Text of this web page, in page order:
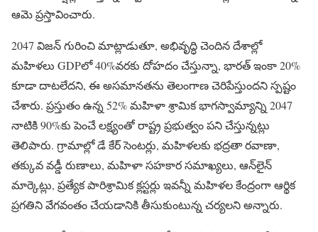
ఆమె ప్రస్తావించారు.
2047 విజన్ గురించి మాట్లాడుతూ, అభివృద్ధి చెందిన దేశాల్లో
మహిళలు GDPలో 40%వరకు దోహదం చేస్తున్నా, భారత్ ఇంకా 20%
కూడా దాటలేదని, ఈ అసమానతను తెలంగాణ చెరిపేస్తుందని స్పష్టం
చేశారు. ప్రస్తుతం ఉన్న 52% మహిళా శ్రామిక భాగస్వామ్యాన్ని 2047
నాటికి 90%కు పెంచే లక్ష్యంతో రాష్ట్ర ప్రభుత్వం పని చేస్తున్నట్లు
తెలిపారు. గ్రామాల్లో డే కేర్ సెంటర్లు, మహిళలకు భద్రతా రవాణా,
తక్కువ వడ్డీ రుణాలు, మహిళా సహకార సమాఖ్యలు, ఆన్‌లైన్
మార్కెట్లు, ప్రత్యేక పారిశ్రామిక క్లస్టర్లు ఇవన్నీ మహిళల కేంద్రంగా ఆర్థిక
ప్రగతిని వేగవంతం చేయడానికి తీసుకుంటున్న చర్యలని అన్నారు.